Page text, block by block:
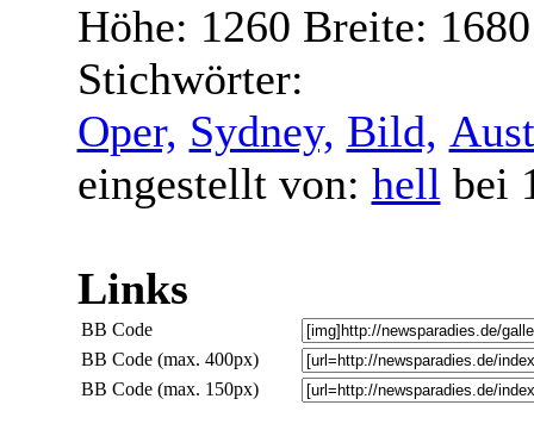
Höhe: 1260 Breite:
Stichwörter:
Oper, Sydney, Bild,
eingestellt von: hell bei
Links
BB Code
BB Code (max. 400px)
BB Code (max. 150px)